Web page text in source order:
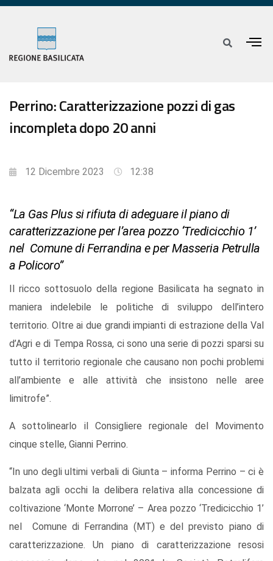
Perrino: Caratterizzazione pozzi di gas
incompleta dopo 20 anni
12 Dicembre 2023 12:38
“La Gas Plus si rifiuta di adeguare il piano di
caratterizzazione per l’area pozzo ‘Tredicicchio 1’
nel Comune di Ferrandina e per Masseria Petrulla
a Policoro”
Il ricco sottosuolo della regione Basilicata ha segnato in
maniera indelebile le politiche di sviluppo dell’intero
territorio. Oltre ai due grandi impianti di estrazione della Val
d’Agri e di Tempa Rossa, ci sono una serie di pozzi sparsi su
tutto il territorio regionale che causano non pochi problemi
all’ambiente e alle attività che insistono nelle aree
limitrofe”.
A sottolinearlo il Consigliere regionale del Movimento
cinque stelle, Gianni Perrino.
“In uno degli ultimi verbali di Giunta – informa Perrino – ci è
balzata agli occhi la delibera relativa alla concessione di
coltivazione ‘Monte Morrone’ – Area pozzo ‘Tredicicchio 1’
nel Comune di Ferrandina (MT) e del previsto piano di
caratterizzazione. Un piano di caratterizzazione resosi